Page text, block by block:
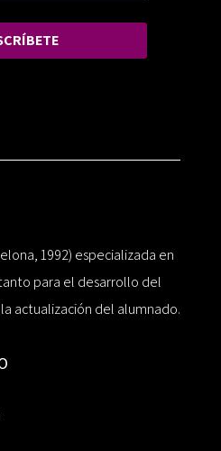
1992) especializada en
para el desarrollo del
actualización del alumnado.